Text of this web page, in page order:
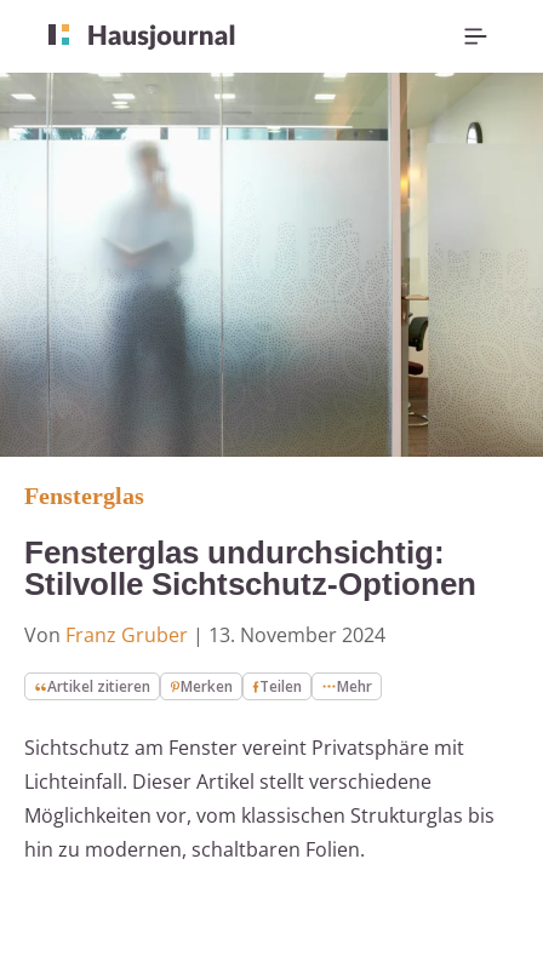
Fensterglas
Fensterglas undurchsichtig:
Stilvolle Sichtschutz-Optionen
Von Franz Gruber | 13. November 2024
Artikel zitieren Merken Teilen Mehr
Sichtschutz am Fenster vereint Privatsphäre mit
Lichteinfall. Dieser Artikel stellt verschiedene
Möglichkeiten vor, vom klassischen Strukturglas bis
hin zu modernen, schaltbaren Folien.